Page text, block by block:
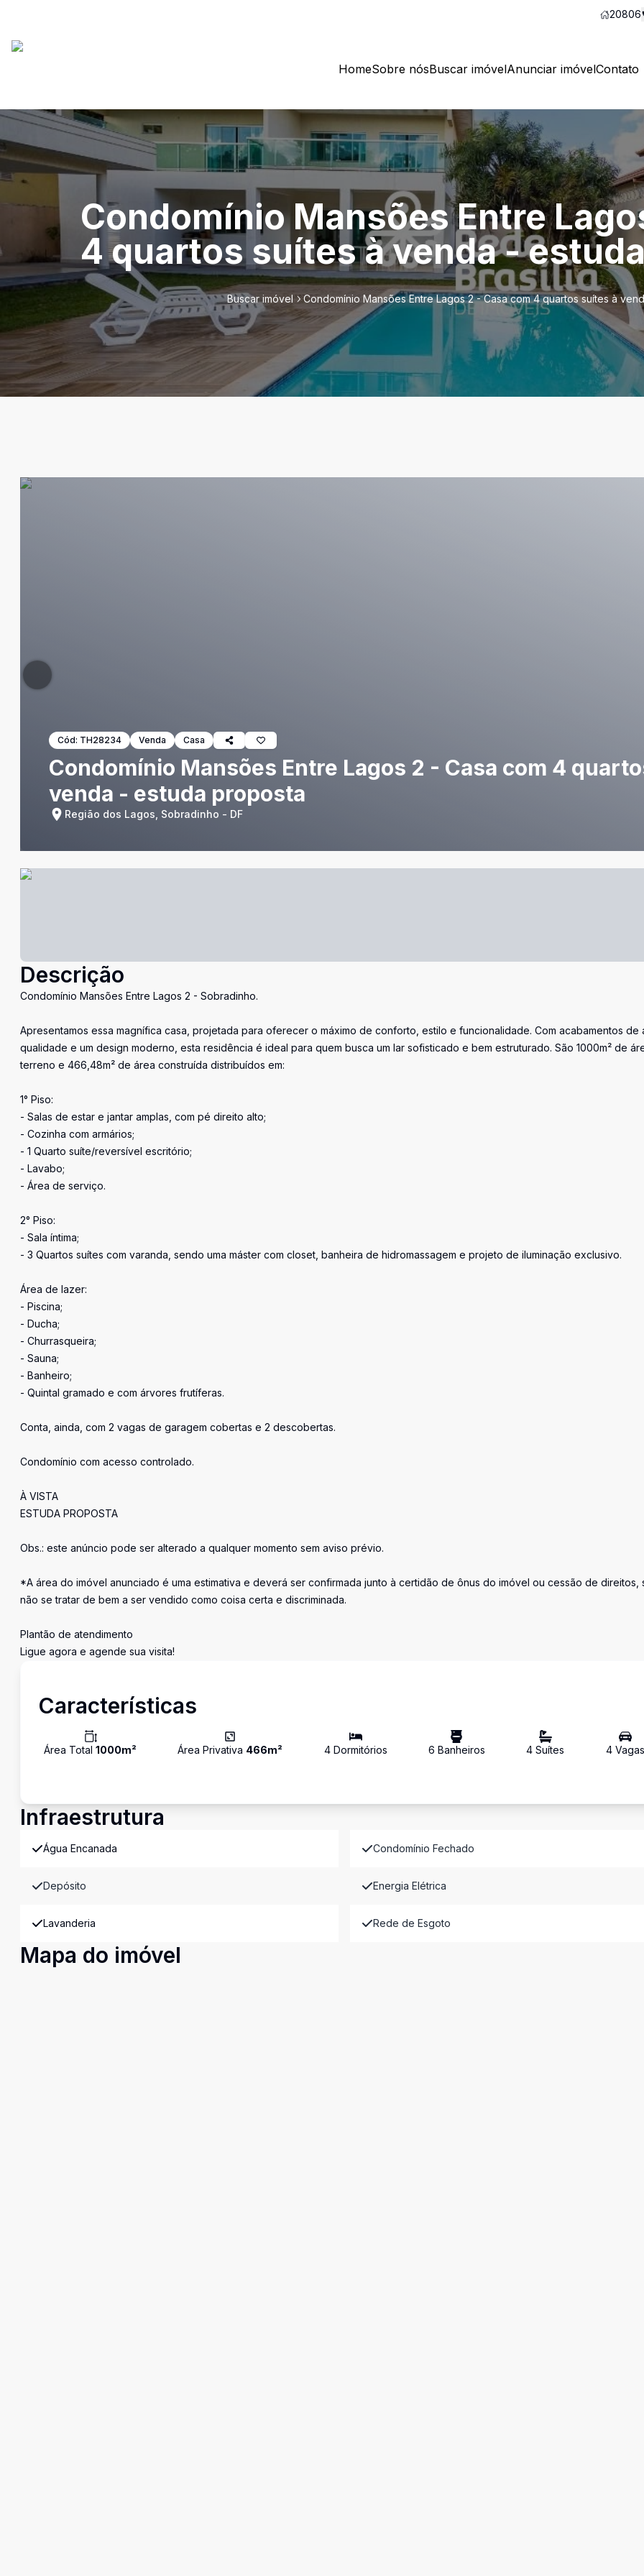
20806
HomeSobre nósBuscar imóvelAnunciar imóvelContato
Condomínio Mansões Entre
4 quartos suítes à venda -
Buscar imóvel Condomínio Mansões Entre Lagos 2 - Casa com 4 quartos suítes à
Cód: TH28234 Venda Casa
Condomínio Mansões Entre Lagos 2 - Casa com 4
venda - estuda proposta
Região dos Lagos, Sobradinho - DF
Descrição
Condomínio Mansões Entre Lagos 2 - Sobradinho.
Apresentamos essa magnífica casa, projetada para oferecer o máximo de conforto, estilo e funcionalidade. Com acabamentos de
qualidade e um design moderno, esta residência é ideal para quem busca um lar sofisticado e bem estruturado. São 1000m² de
terreno e 466,48m² de área construída distribuídos em:
1° Piso:
- Salas de estar e jantar amplas, com pé direito alto;
- Cozinha com armários;
- 1 Quarto suíte/reversível escritório;
- Lavabo;
- Área de serviço.
2° Piso:
- Sala íntima;
- 3 Quartos suítes com varanda, sendo uma máster com closet, banheira de hidromassagem e projeto de iluminação exclusivo.
Área de lazer:
- Piscina;
- Ducha;
- Churrasqueira;
- Sauna;
- Banheiro;
- Quintal gramado e com árvores frutíferas.
Conta, ainda, com 2 vagas de garagem cobertas e 2 descobertas.
Condomínio com acesso controlado.
À VISTA
ESTUDA PROPOSTA
Obs.: este anúncio pode ser alterado a qualquer momento sem aviso prévio.
*A área do imóvel anunciado é uma estimativa e deverá ser confirmada junto à certidão de ônus do imóvel ou cessão de direitos,
não se tratar de bem a ser vendido como coisa certa e discriminada.
Plantão de atendimento
Ligue agora e agende sua visita!
Características
Área Total 1000m² Área Privativa 466m² 4Dormitórios 6 Banheiros 4 Suítes 4Vagas
Infraestrutura
Água Encanada Condomínio Fechado
Depósito Energia Elétrica
Lavanderia Rede de Esgoto
Mapa do imóvel